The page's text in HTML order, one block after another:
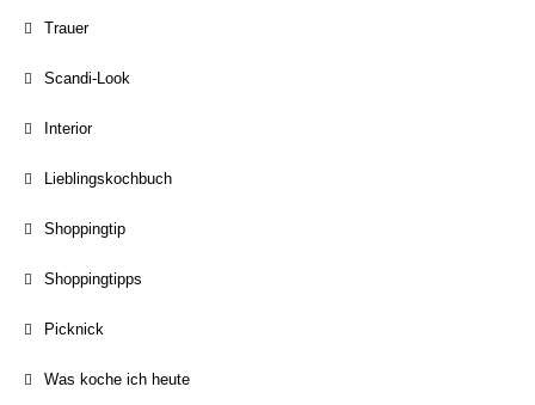
Trauer
Scandi-Look
Interior
Lieblingskochbuch
Shoppingtip
Shoppingtipps
Picknick
Was koche ich heute